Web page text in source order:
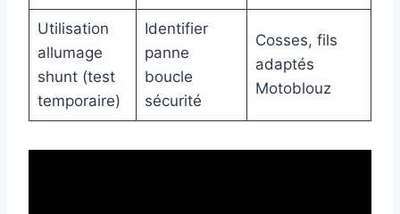
Utilisation
allumage
shunt (test
temporaire)
Identifier
panne
boucle
sécurité
Cosses, fils
adaptés
Motoblouz